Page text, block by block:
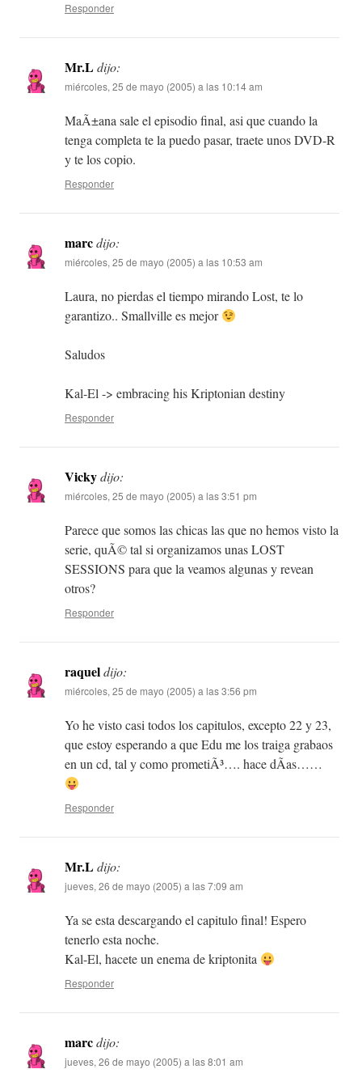
Responder
Mr.Ldijo:
miércoles, 25 de mayo (2005) a las 10:14 am
MaÃ±ana sale el episodio final, asi que cuando la
tenga completa te la puedo pasar, traete unos DVD-R
y te los copio.
Responder
marcdijo:
miércoles, 25 de mayo (2005) a las 10:53 am
Laura, no pierdas el tiempo mirando Lost, te lo
garantizo.. Smallville es mejor
Saludos
Kal-El -> embracing his Kriptonian destiny
Responder
Vickydijo:
miércoles, 25 de mayo (2005) a las 3:51 pm
Parece que somos las chicas las que no hemos visto la
serie, quÃ© tal si organizamos unas LOST
SESSIONS para que la veamos algunas y revean
otros?
Responder
raqueldijo:
miércoles, 25 de mayo (2005) a las 3:56 pm
Yo he visto casi todos los capitulos, excepto 22 y 23,
que estoy esperando a que Edu me los traiga grabaos
en un cd, tal y como prometiÃ³…. hace dÃ­as……
Responder
Mr.Ldijo:
jueves, 26 de mayo (2005) a las 7:09 am
Ya se esta descargando el capitulo final! Espero
tenerlo esta noche.
Kal-El, hacete un enema de kriptonita
Responder
marcdijo:
jueves, 26 de mayo (2005) a las 8:01 am